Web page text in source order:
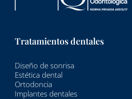
Tratamientos dentales
Diseño de sonrisa
Estética dental
Ortodoncia
Implantes dentales